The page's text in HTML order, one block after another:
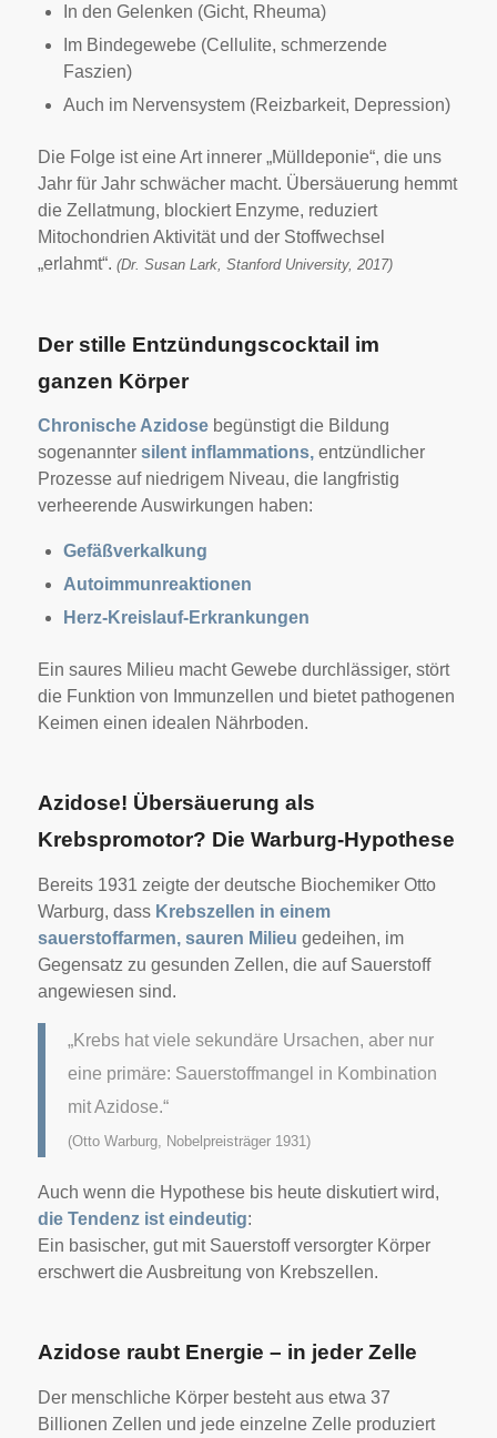
In den Gelenken (Gicht, Rheuma)
Im Bindegewebe (Cellulite, schmerzende
Faszien)
Auch im Nervensystem (Reizbarkeit, Depression)
Die Folge ist eine Art innerer „Mülldeponie“, die uns
Jahr für Jahr schwächer macht. Übersäuerung hemmt
die Zellatmung, blockiert Enzyme, reduziert
Mitochondrien Aktivität und der Stoffwechsel
„erlahmt“. (Dr. Susan Lark, Stanford University, 2017)
Der stille Entzündungscocktail im
ganzen Körper
Chronische Azidosebegünstigt die Bildung
sogenannter silent inflammations, entzündlicher
Prozesse auf niedrigem Niveau, die langfristig
verheerende Auswirkungen haben:
Gefäßverkalkung
Autoimmunreaktionen
Herz-Kreislauf-Erkrankungen
Ein saures Milieu macht Gewebe durchlässiger, stört
die Funktion von Immunzellen und bietet pathogenen
Keimen einen idealen Nährboden.
Azidose! Übersäuerung als
Krebspromotor? Die Warburg-Hypothese
Bereits 1931 zeigte der deutsche Biochemiker Otto
Warburg, dass Krebszellen in einem
sauerstoffarmen, sauren Milieu gedeihen, im
Gegensatz zu gesunden Zellen, die auf Sauerstoff
angewiesen sind.
„Krebs hat viele sekundäre Ursachen, aber nur
eine primäre: Sauerstoffmangel in Kombination
mit Azidose.“
(Otto Warburg, Nobelpreisträger 1931)
Auch wenn die Hypothese bis heute diskutiert wird,
die Tendenz ist eindeutig:
Ein basischer, gut mit Sauerstoff versorgter Körper
erschwert die Ausbreitung von Krebszellen.
Azidose raubt Energie – in jeder Zelle
Der menschliche Körper besteht aus etwa 37
Billionen Zellen und jede einzelne Zelle produziert